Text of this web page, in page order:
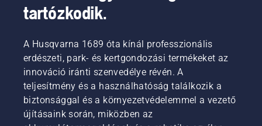
számára
azt is
hogy
elgondolkodik
azon,
hogyan
védheti
meg
legjobban
a gyepet,
még
költségesebb
és
időigényesebb
pluszmunkát
eredményezhetnek.
A kérdés
Ez sok
futballklub
rengeteg
értékes
időt
tartózkodik.
A Husqvarna 1689 óta kínál professzionális
erdészeti, park- és kertgondozási termékeket az
innováció iránti szenvedélye révén. A
teljesítmény és a használhatóság találkozik a
biztonsággal és a környezetvédelemmel a vezető
újításaink során, miközben az